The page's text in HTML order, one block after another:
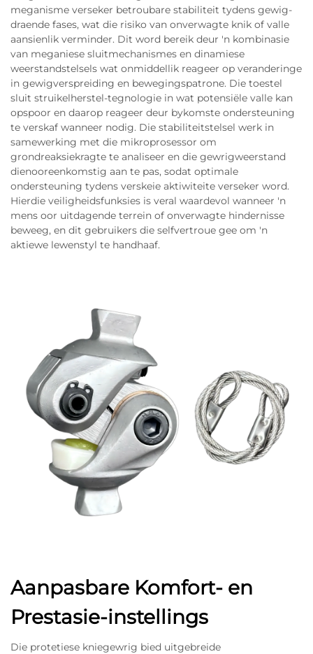
meganisme verseker betroubare stabiliteit tydens gewig-
draende fases, wat die risiko van onverwagte knik of valle
aansienlik verminder. Dit word bereik deur 'n kombinasie
van meganiese sluitmechanismes en dinamiese
weerstandstelsels wat onmiddellik reageer op veranderinge
in gewigverspreiding en bewegingspatrone. Die toestel
sluit struikelherstel-tegnologie in wat potensiële valle kan
opspoor en daarop reageer deur bykomste ondersteuning
te verskaf wanneer nodig. Die stabiliteitstelsel werk in
samewerking met die mikroprosessor om
grondreaksiekragte te analiseer en die gewrigweerstand
dienooreenkomstig aan te pas, sodat optimale
ondersteuning tydens verskeie aktiwiteite verseker word.
Hierdie veiligheidsfunksies is veral waardevol wanneer 'n
mens oor uitdagende terrein of onverwagte hindernisse
beweeg, en dit gebruikers die selfvertroue gee om 'n
aktiewe lewenstyl te handhaaf.
Aanpasbare Komfort- en
Prestasie-instellings
Die protetiese kniegewrig bied uitgebreide